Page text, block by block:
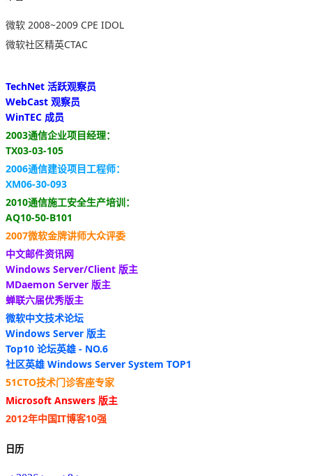
微软 2008~2009 CPE IDOL
微软社区精英CTAC
TechNet 活跃观察员
WebCast 观察员
WinTEC 成员
2003通信企业项目经理：
TX03-03-105
2006通信建设项目工程师：
XM06-30-093
2010通信施工安全生产培训：
AQ10-50-B101
2007微软金牌讲师大众评委
中文邮件资讯网
Windows Server/Client 版主
MDaemon Server 版主
蝉联六届优秀版主
微软中文技术论坛
Windows Server 版主
Top10 论坛英雄 - NO.6
社区英雄 Windows Server System TOP1
51CTO技术门诊客座专家
Microsoft Answers 版主
2012年中国IT博客10强
日历